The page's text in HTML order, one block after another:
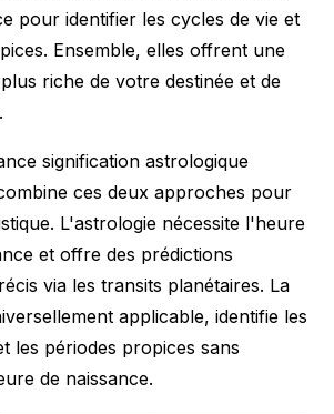
pour identifier les cycles de vie et
Ensemble, elles offrent une
riche de votre destinée et de
signification astrologique
ces deux approches pour
L'astrologie nécessite l'heure
et offre des prédictions
via les transits planétaires. La
applicable, identifie les
les périodes propices sans
de naissance.